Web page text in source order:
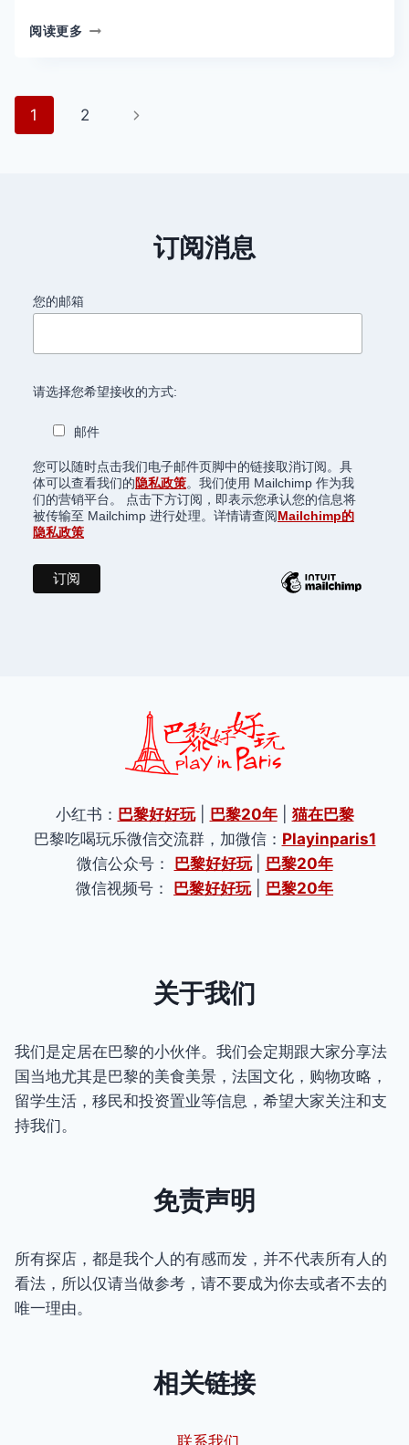
阅读更多 2024
会
页
1 2
下
订阅消息
您的邮箱
请选择您希望接收的方式:
邮件
您可以随时点击我们电子邮件页脚中的链接取消订阅。具
体可以查看我们的隐私政策。我们使用 Mailchimp 作为我
们的营销平台。 点击下方订阅，即表示您承认您的信息将
被传输至 Mailchimp 进行处理。详情请查阅Mailchimp的
隐私政策
小红书： 巴黎好好玩| 巴黎20年| 猫在巴黎
巴黎吃喝玩乐微信交流群，加微信： Playinparis1
微信公众号： 巴黎好好玩
巴黎20年
微信视频号： 巴黎好好玩| 巴黎20年
关于我们
我们是定居在巴黎的小伙伴。我们会定期跟大家分享法
国当地尤其是巴黎的美食美景，法国文化，购物攻略，
留学生活，移民和投资置业等信息，希望大家关注和支
持我们。
免责声明
所有探店，都是我个人的有感而发，并不代表所有人的
看法，所以仅请当做参考，请不要成为你去或者不去的
唯一理由。
相关链接